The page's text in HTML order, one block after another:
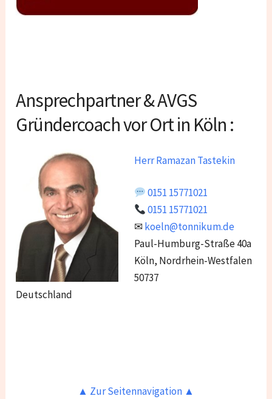
Ansprechpartner & AVGS
Gründercoach vor Ort in Köln :
Herr Ramazan Tastekin
0151 15771021
0151 15771021
✉koeln@tonnikum.de
Paul-Humburg-Straße 40a
Köln, Nordrhein-Westfalen
50737
Deutschland
▲ Zur Seitennavigation ▲